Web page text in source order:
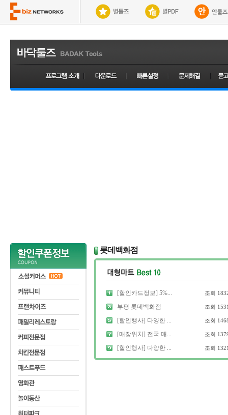
롯데백화점
[할인카드정보] 5%... 조회
부평 롯데백화점 조회
[할인행사] 다양한 ... 조회
[매장위치] 전국 매... 조회
[할인행사] 다양한 ... 조회